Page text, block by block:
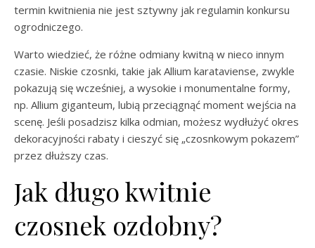
termin kwitnienia nie jest sztywny jak regulamin konkursu
ogrodniczego.
Warto wiedzieć, że różne odmiany kwitną w nieco innym
czasie. Niskie czosnki, takie jak Allium karataviense, zwykle
pokazują się wcześniej, a wysokie i monumentalne formy,
np. Allium giganteum, lubią przeciągnąć moment wejścia na
scenę. Jeśli posadzisz kilka odmian, możesz wydłużyć okres
dekoracyjności rabaty i cieszyć się „czosnkowym pokazem”
przez dłuższy czas.
Jak długo kwitnie
czosnek ozdobny?